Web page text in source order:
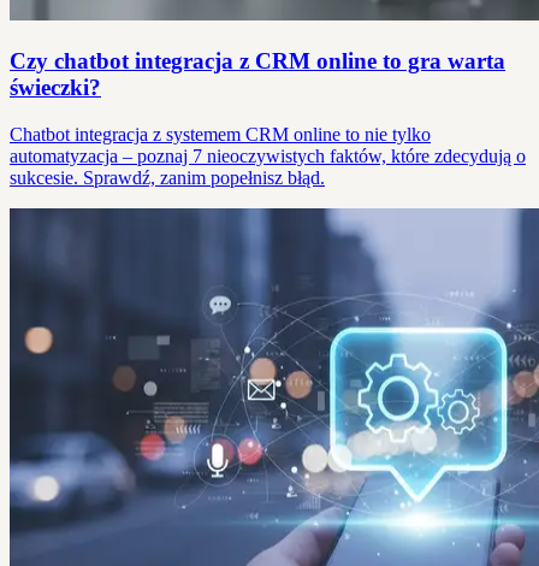
Czy chatbot integracja z CRM online to gra warta
świeczki?
Chatbot integracja z systemem CRM online to nie tylko
automatyzacja – poznaj 7 nieoczywistych faktów, które zdecydują o
sukcesie. Sprawdź, zanim popełnisz błąd.